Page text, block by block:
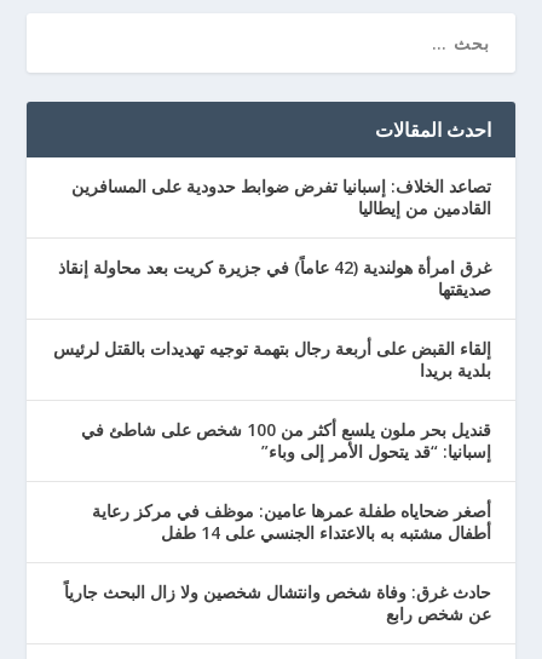
احدث المقالات
تصاعد الخلاف: إسبانيا تفرض ضوابط حدودية على المسافرين
القادمين من إيطاليا
غرق امرأة هولندية (42 عاماً) في جزيرة كريت بعد محاولة إنقاذ
صديقتها
إلقاء القبض على أربعة رجال بتهمة توجيه تهديدات بالقتل لرئيس
بلدية بريدا
قنديل بحر ملون يلسع أكثر من 100 شخص على شاطئ في
إسبانيا: “قد يتحول الأمر إلى وباء”
أصغر ضحاياه طفلة عمرها عامين: موظف في مركز رعاية
أطفال مشتبه به بالاعتداء الجنسي على 14 طفل
حادث غرق: وفاة شخص وانتشال شخصين ولا زال البحث جارياً
عن شخص رابع